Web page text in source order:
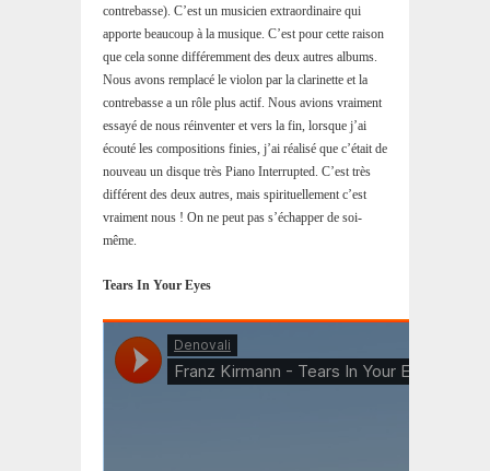
contrebasse). C’est un musicien extraordinaire qui
apporte beaucoup à la musique. C’est pour cette raison
que cela sonne différemment des deux autres albums.
Nous avons remplacé le violon par la clarinette et la
contrebasse a un rôle plus actif. Nous avions vraiment
essayé de nous réinventer et vers la fin, lorsque j’ai
écouté les compositions finies, j’ai réalisé que c’était de
nouveau un disque très Piano Interrupted. C’est très
différent des deux autres, mais spirituellement c’est
vraiment nous ! On ne peut pas s’échapper de soi-
même.
Tears In Your Eyes